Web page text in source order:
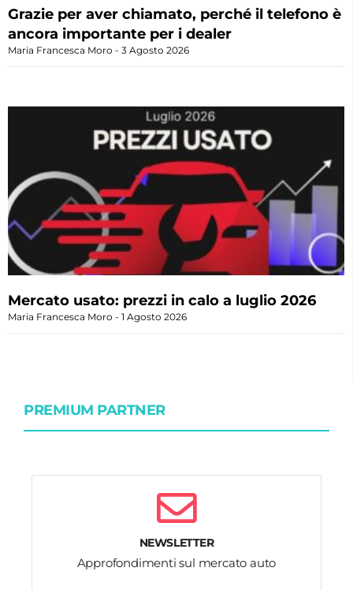
Grazie per aver chiamato, perché il telefono è
ancora importante per i dealer
Maria Francesca Moro 3 Agosto 2026
Mercato usato: prezzi in calo a luglio 2026
Maria Francesca Moro 1 Agosto 2026
PREMIUM PARTNER
NEWSLETTER
Approfondimenti sul mercato auto